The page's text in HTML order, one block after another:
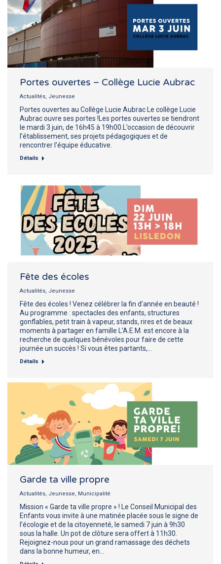
Portes ouvertes – Collège Lucie Aubrac
Actualités, Jeunesse
Portes ouvertes au Collège Lucie Aubrac Le collège Lucie
Aubrac ouvre ses portes !Les portes ouvertes se tiendront
le mardi 3 juin, de 16h45 à 19h00.L’occasion de découvrir
l’établissement, ses projets pédagogiques et de
rencontrer l’équipe éducative.
Détails
Fête des écoles
Actualités, Jeunesse
Fête des écoles ! Venez célébrer la fin d’année en beauté !
Au programme : spectacles des enfants, structures
gonflables, petit train à vapeur, stands, rires et de beaux
moments à partager en famille L’A.E.M. est encore à la
recherche de quelques bénévoles pour faire de cette
journée un succès ! Si vous êtes partants,…
Détails
Garde ta ville propre
Actualités, Jeunesse, Municipalité
Mission « Garde ta ville propre » ! Le Conseil Municipal des
Enfants vous invite à une matinée placée sous le signe de
l’écologie et de la citoyenneté, le samedi 7 juin à 9h30
sous la halle. Un pot de clôture sera offert à 11h30.
Rejoignez-nous pour un grand ramassage des déchets
dans la bonne humeur, en…